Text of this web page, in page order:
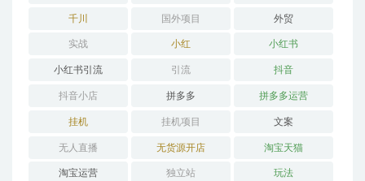
千川 国外项目 外贸
实战 小红 小红书
小红书引流 引流 抖音
抖音小店 拼多多 拼多多运营
挂机 挂机项目 文案
无人直播 无货源开店 淘宝天猫
淘宝运营 独立站 玩法